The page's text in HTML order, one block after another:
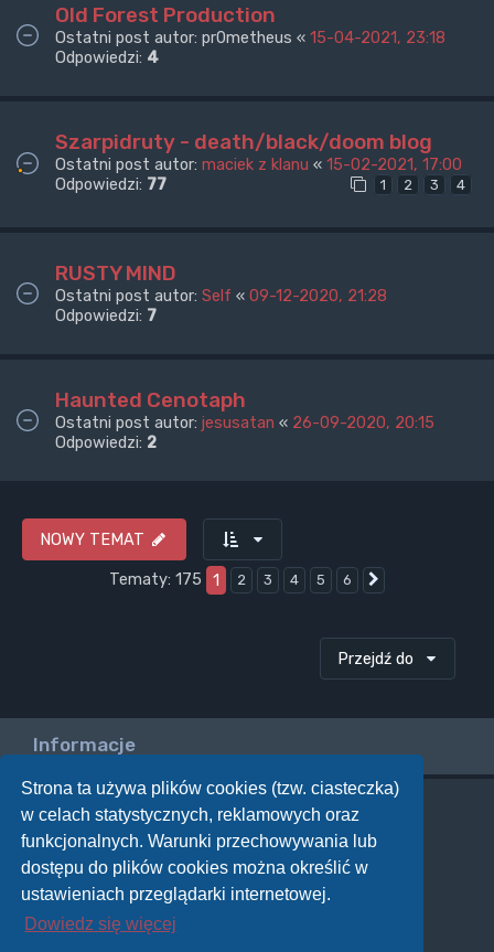
Strona ta używa plików cookies (tzw. ciasteczka)
w celach statystycznych, reklamowych oraz
funkcjonalnych. Warunki przechowywania lub
dostępu do plików cookies można określić w
ustawieniach przeglądarki internetowej.
Dowiedz się więcej
Old Forest Production
Ostatni post autor: pr0metheus « 15-04-2021, 23:18
Odpowiedzi: 4
Szarpidruty - death/black/doom blog
Ostatni post autor: maciek z klanu « 15-02-2021, 17:00
Odpowiedzi: 77 1 2 3 4
RUSTY MIND
Ostatni post autor: Self « 09-12-2020, 21:28
Odpowiedzi: 7
Haunted Cenotaph
Ostatni post autor: jesusatan « 26-09-2020, 20:15
Odpowiedzi: 2
NOWY TEMAT
Tematy: 175
1 2 3 4 5 6
Przejdź do
Informacje
Twoje uprawnienia na tym forum
Nie możesztworzyć nowych tematów
Nie możeszodpowiadać w tematach
Nie możesz zmieniać swoich postów
Nie możesz
usuwać swoich postów
Nie możeszdodawać załączników